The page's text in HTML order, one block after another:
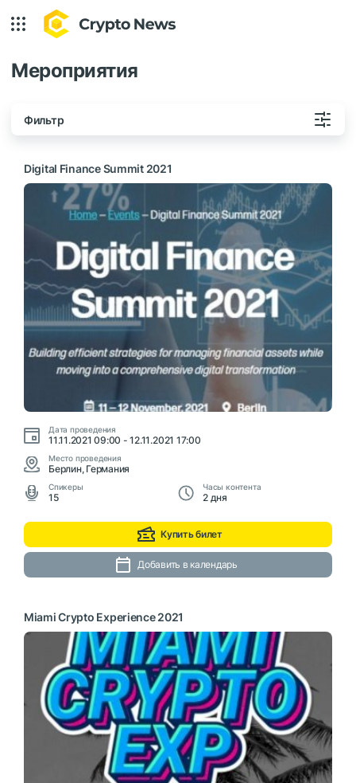
Мероприятия
Фильтр
Digital Finance Summit 2021
Дата проведения
11.11.2021 09:00 - 12.11.2021 17:00
Место проведения
Берлин, Германия
Cпикеры
15
Часы контента
2 дня
Купить билет
Добавить в календарь
Miami Crypto Experience 2021